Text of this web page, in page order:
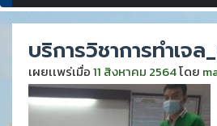
บริการวิชาการทำเจ
เผยเเพร่เมื่อ11 สิงหาคม 2564โดย